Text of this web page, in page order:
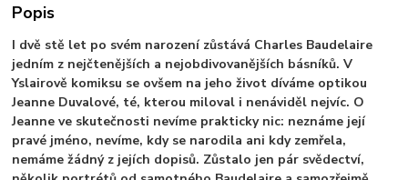
Popis
I dvě stě let po svém narození zůstává Charles Baudelaire
jedním z nejčtenějších a nejobdivovanějších básníků. V
Yslairově komiksu se ovšem na jeho život díváme optikou
Jeanne Duvalové, té, kterou miloval i nenáviděl nejvíc. O
Jeanne ve skutečnosti nevíme prakticky nic: neznáme její
pravé jméno, nevíme, kdy se narodila ani kdy zemřela,
nemáme žádný z jejích dopisů. Zůstalo jen pár svědectví,